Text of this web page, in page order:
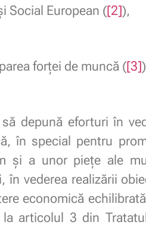
Social European ([2]),
forței de muncă ([3]
eforturi în
în special pentru
și a unor piețe ale
vederea realizării
economică
articolul 3 din